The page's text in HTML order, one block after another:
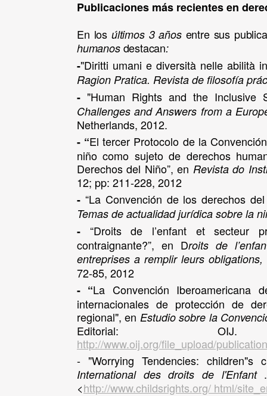
Publicaciones más recientes en
En los últimos 3 añosentre sus
humanosdestacan:
-"Diritti umani e diversità nelle abilità
Ragion Pratica. Revista de filosofía
- "Human Rights and the Inclusive
Challenges and Answers from a
Netherlands, 2012.
- “El tercer Protocolo de la
niño como sujeto de derechos
Derechos del Niño”, en Revista do
12; pp: 211-228, 2012
- “La Convención de los derechos
Temas de actualidad jurídica sobre la
- “Droits de l’enfant et secteur
contraignante?”, en Droits de
entreprises a remplir leurs obligations,
72-85, 2012
- “La Convención
internacionales de protección de
regional", en Estudio sobre la
Editorial:
http://www.oij.org/file_upload/
- "Worrying Tendencies: children"s
International des droits de l'Enfant
<http://www.childsrights.org/ html/